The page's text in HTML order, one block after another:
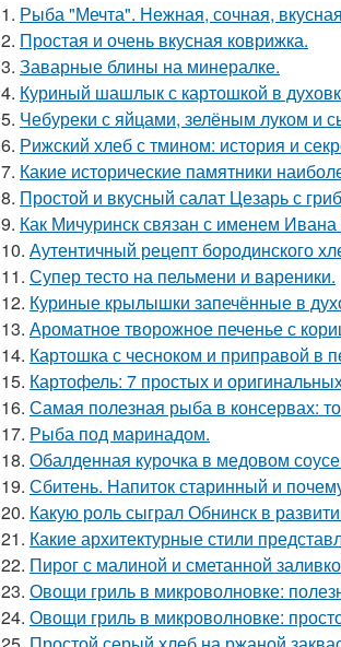
1. Рыба "Мечта". Нежная, сочная,
2. Простая и очень вкусная коврижка.
3. Заварные блины на минералке.
4. Куриный шашлык с картошкой в
5. Чебуреки с яйцами, зелёным луком и
6. Рижский хлеб с тмином: история и
7. Какие исторические памятники
8. Простой и вкусный салат Цезарь с
9. Как Мичуринск связан с именем
10. Аутентичный рецепт бородинского
11. Супер тесто на пельмени и вареники.
12. Куриные крылышки запечённые в
13. Ароматное творожное печенье с
14. Картошка с чесноком и приправой в
15. Картофель: 7 простых и
16. Самая полезная рыба в консервах:
17. Рыба под маринадом.
18. Обалденная курочка в медовом
19. Сбитень. Напиток старинный и
20. Какую роль сыграл Обнинск в
21. Какие архитектурные стили
22. Пирог с малиной и сметанной
23. Овощи гриль в микроволновке:
24. Овощи гриль в микроволновке: